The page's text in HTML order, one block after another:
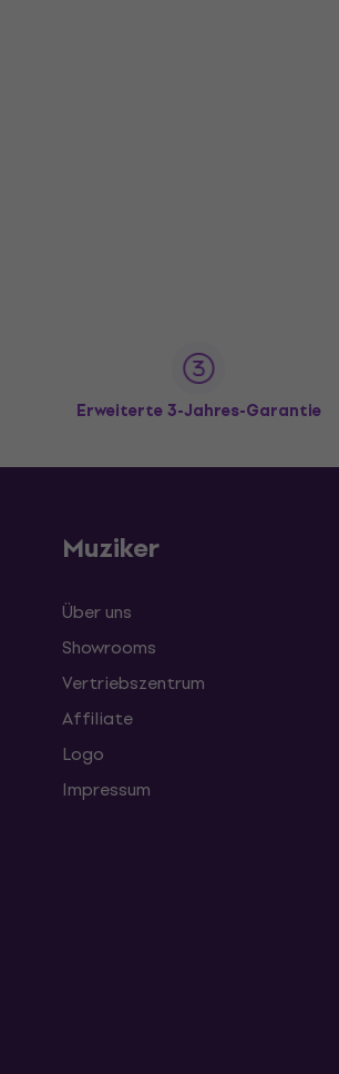
Erweiterte 3-Jahres-Garantie
Muziker
Über uns
Showrooms
Vertriebszentrum
Affiliate
Logo
Impressum